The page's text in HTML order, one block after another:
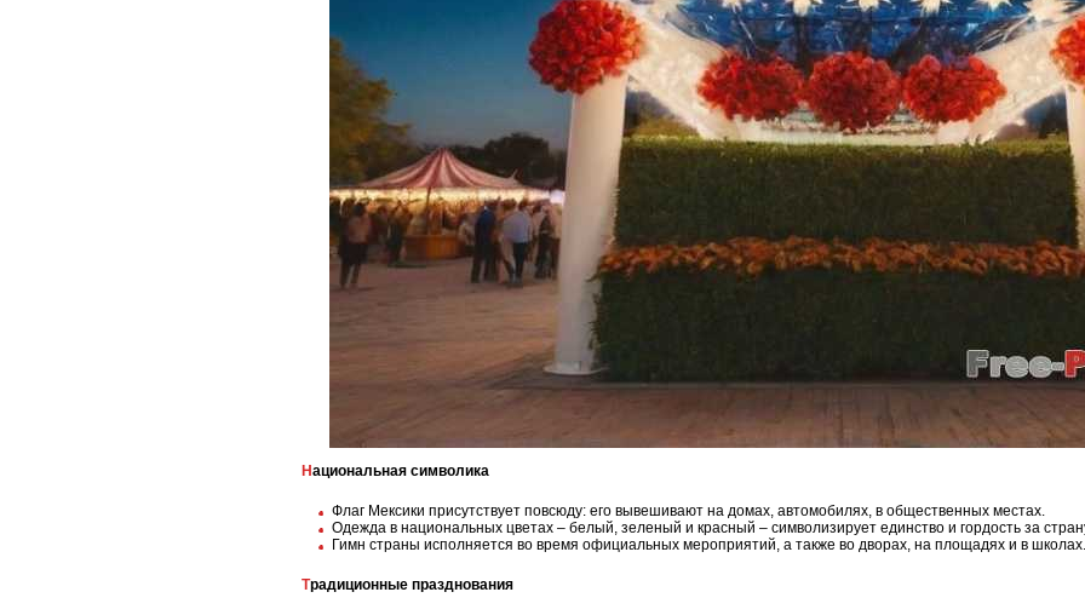
Национальная символика
Флаг Мексики присутствует повсюду: его вывешивают на домах, автомобилях, в общественных местах.
Одежда в национальных цветах – белый, зеленый и красный – символизирует единство и гордость за
Гимн страны исполняется во время официальных мероприятий, а также во дворах, на площадях и в школах.
Традиционные празднования